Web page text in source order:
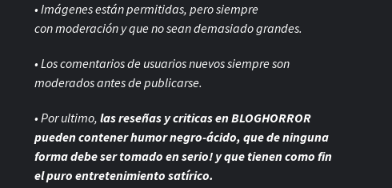
• Imágenes están permitidas, pero siempre
conmoderación y que no sean demasiado grandes.
• Los comentarios de usuarios nuevos siempre son
moderados antes de publicarse.
• Por ultimo,las reseñas y criticas en BLOGHORROR
pueden contener humor negro-ácido, que de ninguna
forma debe ser tomado en serio! y que tienen como fin
el puro entretenimiento satírico.